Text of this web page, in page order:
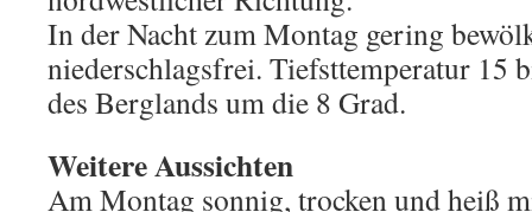
In der Nacht zum Montag gering
niederschlagsfrei. Tiefsttemperatur 15
des Berglands um die 8 Grad.
Weitere Aussichten
Am Montag sonnig, trocken und heiß